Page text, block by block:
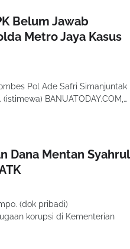
Belum Jawab
Metro Jaya Kasus
Pol Ade Safri Simanjuntak
BANUATODAY.COM,…
Dana Mentan Syahrul
(dok pribadi)
korupsi di Kementerian